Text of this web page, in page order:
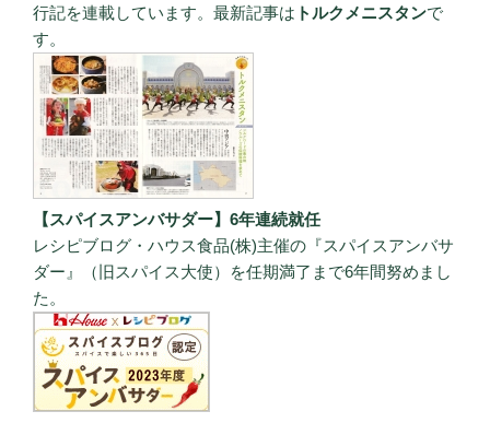
行記を連載しています。最新記事は トルクメニスタンで
す。
【スパイスアンバサダー】6年連続就任
レシピブログ・ハウス食品(株)主催の『スパイスアンバサ
ダー』（旧スパイス大使）を任期満了まで6年間努めまし
た。